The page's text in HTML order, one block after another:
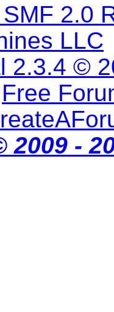
2.0
LLC
2.3.4 ©
Free
-